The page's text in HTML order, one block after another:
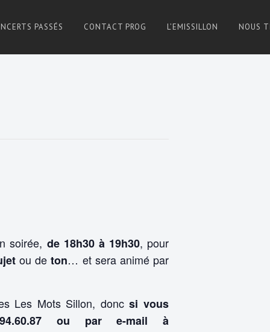
PASSÉS CONTACT PROG L’EMISSILLON NOUS
soirée, de 18h30 à 19h30, pour
ou de ton… et sera animé par
Les Mots Sillon, doncsi vous
ou par e-mail à